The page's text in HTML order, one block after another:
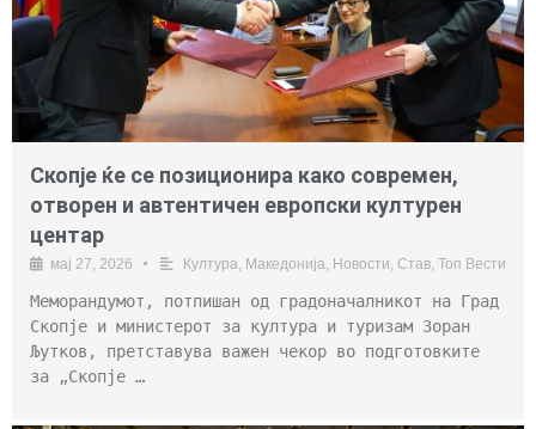
Скопје ќе се позиционира како современ,
отворен и автентичен европски културен
центар
мај 27, 2026 • Култура Македонија Новости Став Топ Вести
Меморандумот, потпишан од градоначалникот на Град
Скопје и министерот за култура и туризам Зоран
Љутков, претставува важен чекор во подготовките
за „Скопје …